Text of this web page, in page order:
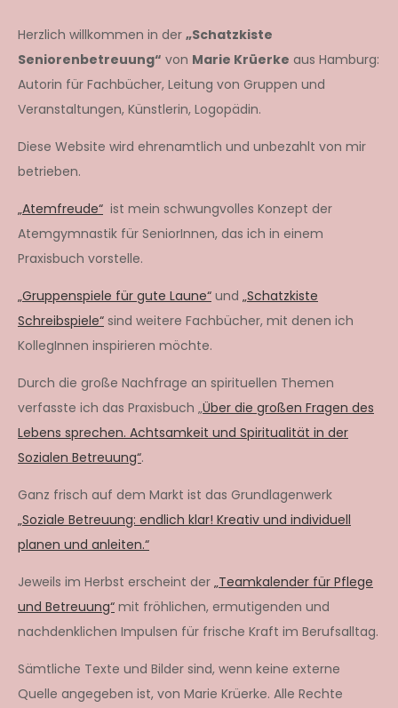
Herzlich willkommen in der „Schatzkiste
Seniorenbetreuung“ von Marie Krüerke aus Hamburg:
Autorin für Fachbücher, Leitung von Gruppen und
Veranstaltungen, Künstlerin, Logopädin.
Diese Website wird ehrenamtlich und unbezahlt von mir
betrieben.
„Atemfreude“ ist mein schwungvolles Konzept der
Atemgymnastik für SeniorInnen, das ich in einem
Praxisbuch vorstelle.
„Gruppenspiele für gute Laune“ und „Schatzkiste
Schreibspiele“ sind weitere Fachbücher, mit denen ich
KollegInnen inspirieren möchte.
Durch die große Nachfrage an spirituellen Themen
verfasste ich das Praxisbuch „Über die großen Fragen des
Lebens sprechen. Achtsamkeit und Spiritualität in der
Sozialen Betreuung“.
Ganz frisch auf dem Markt ist das Grundlagenwerk
„Soziale Betreuung: endlich klar! Kreativ und individuell
planen und anleiten.“
Jeweils im Herbst erscheint der „Teamkalender für Pflege
und Betreuung“ mit fröhlichen, ermutigenden und
nachdenklichen Impulsen für frische Kraft im Berufsalltag.
Sämtliche Texte und Bilder sind, wenn keine externe
Quelle angegeben ist, von Marie Krüerke. Alle Rechte